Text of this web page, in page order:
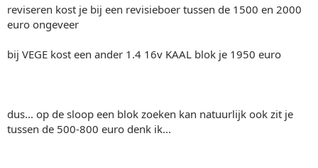
reviseren kost je bij een revisieboer tussen de 1500 en 2000
euro ongeveer
bij VEGE kost een ander 1.4 16v KAAL blok je 1950 euro
dus... op de sloop een blok zoeken kan natuurlijk ook zit je
tussen de 500-800 euro denk ik...